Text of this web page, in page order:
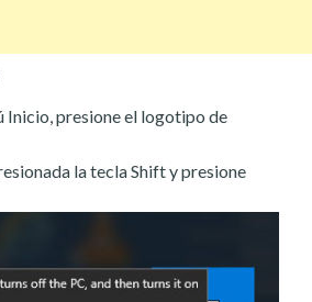
Inicio, presione el logotipo de
la tecla Shift y presione